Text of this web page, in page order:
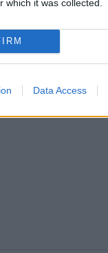
which it was collected.
Data Access